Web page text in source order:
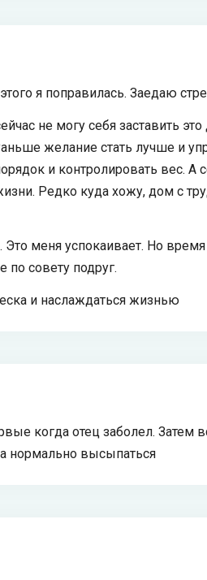
я поправилась. Заедаю
не могу себя заставить
желание стать лучше и
и контролировать вес. А
Редко куда хожу, дом с
меня успокаивает. Но
по совету подруг.
и наслаждаться жизнью
когда отец заболел. Затем
нормально высыпаться